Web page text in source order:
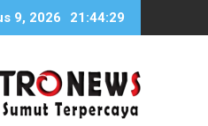
9, 2026 21:44:30